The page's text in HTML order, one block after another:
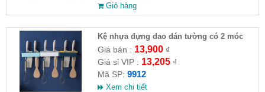
Giỏ hàng
Kệ nhựa đựng dao dán tường có 2 móc
Giá bán : 13,900₫
Giá sỉ VIP : 13,205₫
Mã SP: 9912
Xem chi tiết